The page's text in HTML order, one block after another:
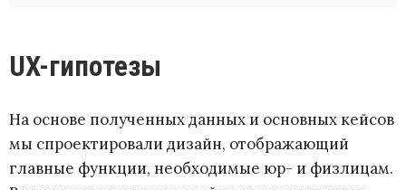
UX-гипотезы
На основе полученных данных и основных кейсов
мы спроектировали дизайн, отображающий
главные функции, необходимые юр- и физлицам.